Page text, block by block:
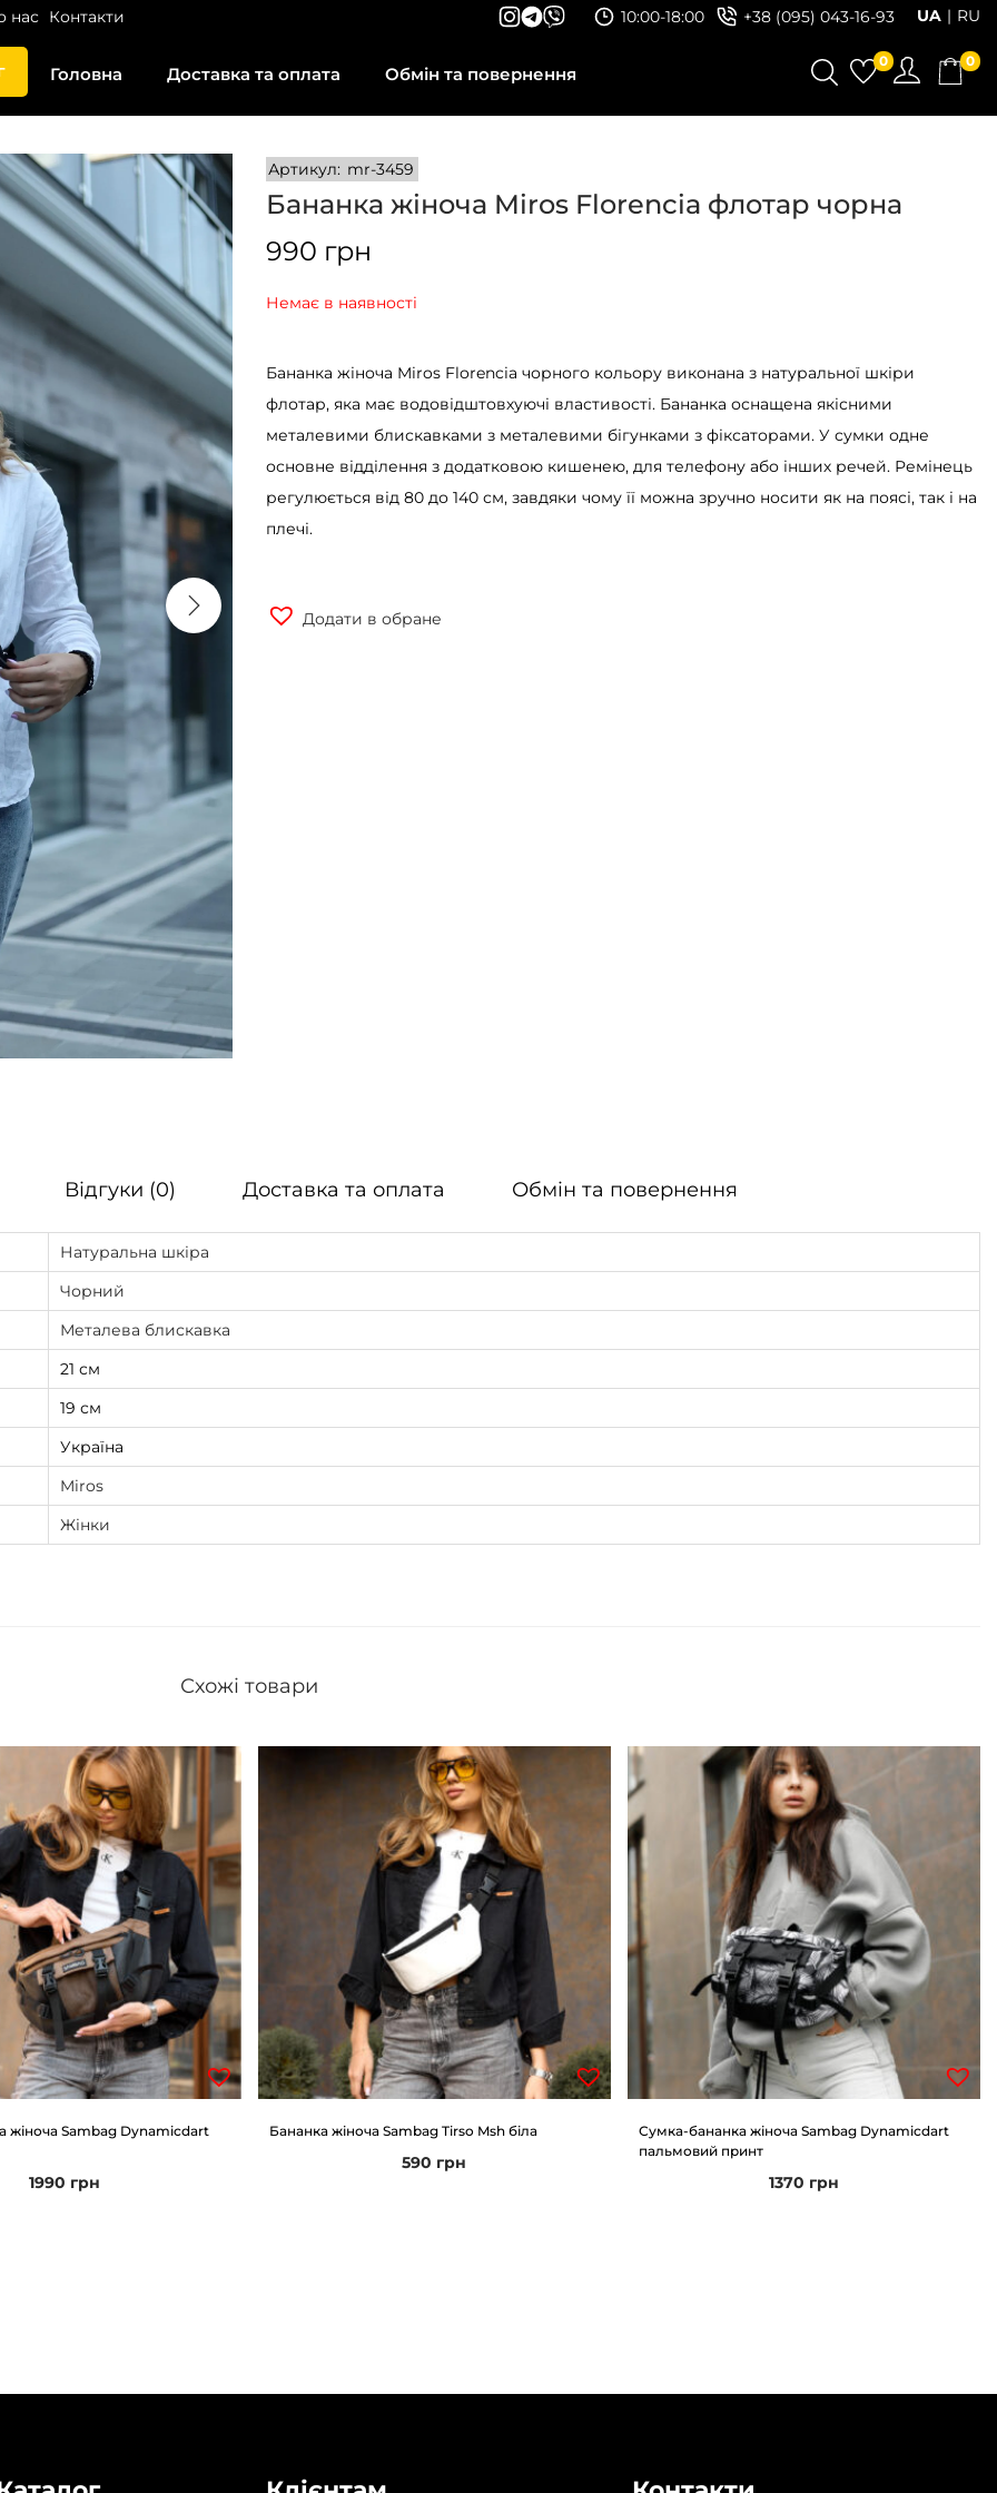
нас Контакти 10:00-18:00 +38 (095) 043-16-93 UA RU
Головна Доставка та оплата Обмін та повернення
0 0
Артикул: mr-3459
Бананка жіноча Miros Florencia флотар чорна
990 грн
Немає в наявності
Бананка жіноча Miros Florencia чорного кольору виконана з натуральної шкіри
флотар, яка має водовідштовхуючі властивості. Бананка оснащена якісними
металевими блискавками з металевими бігунками з фіксаторами. У сумки одне
основне відділення з додатковою кишенею, для телефону або інших речей. Ремінець
регулюється від 80 до 140 см, завдяки чому її можна зручно носити як на поясі, так і на
плечі.
Додати в обране
Відгуки (0) Доставка та оплата Обмін та повернення
Натуральна шкіра
Чорний
Металева блискавка
21 см
19 см
Україна
Miros
Жінки
Схожі товари
жіноча Sambag Dynamicdart
1990 грн
Бананка жіноча Sambag Tirso Msh біла
590 грн
Сумка-бананка жіноча Sambag Dynamicdart
пальмовий принт
1370 грн